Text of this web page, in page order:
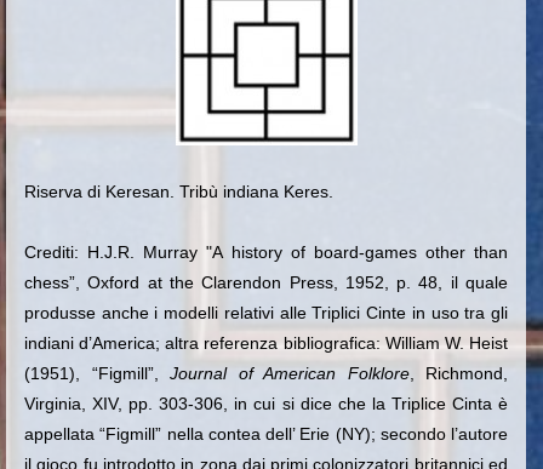
Riserva di Keresan. Tribù indiana Keres.
Crediti: H.J.R. Murray "A history of board-games other than
chess”, Oxford at the Clarendon Press, 1952, p. 48, il quale
produsse anche i modelli relativi alle Triplici Cinte in uso tra gli
indiani d’America; altra referenza bibliografica: William W. Heist
(1951), “Figmill”,Journal of American Folklore, Richmond,
Virginia, XIV, pp. 303-306, in cui si dice che la Triplice Cinta è
appellata “Figmill” nella contea dell’ Erie (NY); secondo l’autore
il gioco fu introdotto in zona dai primi colonizzatori britannici ed